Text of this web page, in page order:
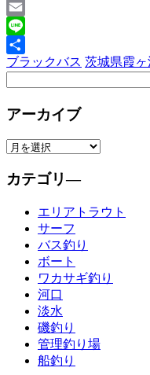
X
Email
Line
共
ブラックバス 茨城県霞ヶ
アーカイブ
カテゴリ―
エリアトラウト
サーフ
バス釣り
ボート
ワカサギ釣り
河口
淡水
磯釣り
管理釣り場
船釣り